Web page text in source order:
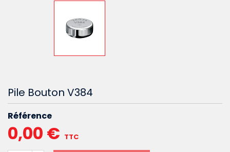
Pile Bouton V384
Référence
0,00 € TTC